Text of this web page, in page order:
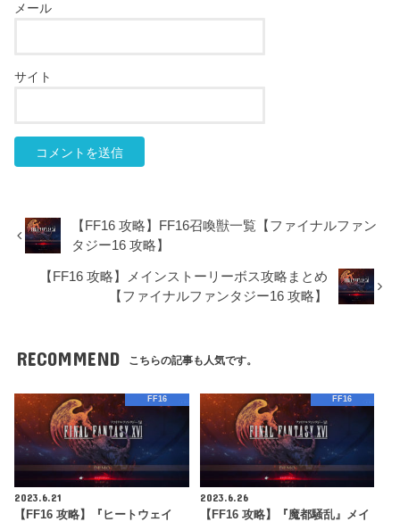
メール
サイト
【FF16 攻略】FF16召喚獣一覧【ファイナルファン
タジー16 攻略】
【FF16 攻略】メインストーリーボス攻略まとめ
【ファイナルファンタジー16 攻略】
RECOMMEND こちらの記事も人気です。
FF16
2023.6.21
【FF16 攻略】『ヒートウェイ
FF16
2023.6.26
【FF16 攻略】『魔都騒乱』メイ